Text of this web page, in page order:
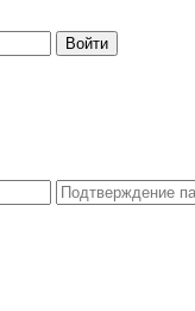
Войти